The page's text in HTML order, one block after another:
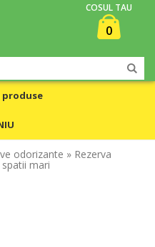
COSUL TAU
0
produse
odorizante » Rezerva
mari